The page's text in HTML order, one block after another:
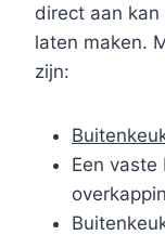
direct aan
laten maken.
zijn:
Een